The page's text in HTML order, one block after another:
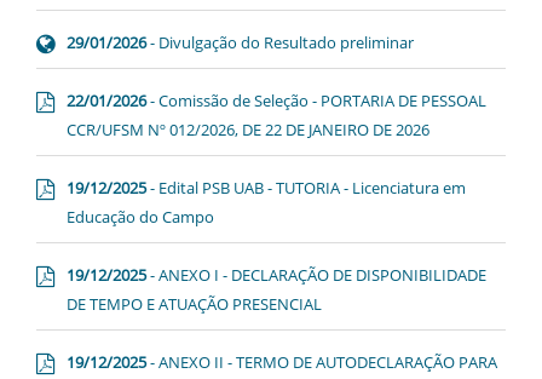
29/01/2026- Divulgação do Resultado preliminar
22/01/2026- Comissão de Seleção - PORTARIA DE PESSOAL
CCR/UFSM Nº 012/2026, DE 22 DE JANEIRO DE 2026
19/12/2025- Edital PSB UAB - TUTORIA - Licenciatura em
Educação do Campo
19/12/2025- ANEXO I - DECLARAÇÃO DE DISPONIBILIDADE
DE TEMPO E ATUAÇÃO PRESENCIAL
19/12/2025- ANEXO II - TERMO DE AUTODECLARAÇÃO PARA